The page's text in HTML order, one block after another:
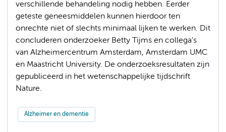
verschillende behandeling nodig hebben. Eerder
geteste geneesmiddelen kunnen hierdoor ten
onrechte niet of slechts minimaal lijken te werken. Dit
concluderen onderzoeker Betty Tijms en collega’s
van Alzheimercentrum Amsterdam, Amsterdam UMC
en Maastricht University. De onderzoeksresultaten zijn
gepubliceerd in het wetenschappelijke tijdschrift
Nature.
Alzheimer en dementie